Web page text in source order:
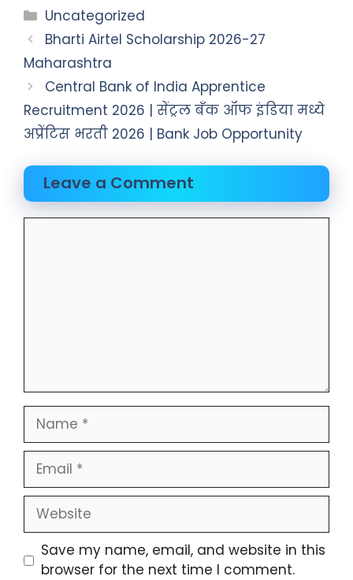
Uncategorized
Bharti Airtel Scholarship 2026-27
Maharashtra
Central Bank of India Apprentice
Recruitment 2026 | सेंट्रल बँक ऑफ इंडिया मध्ये
अप्रेंटिस भरती 2026 | Bank Job Opportunity
Leave a Comment
Save my name, email, and website in this
browser for the next time I comment.